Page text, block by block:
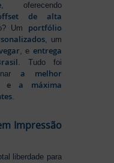
, oferecendo
de alta
Um portfólio
, um
, e entrega
. Tudo foi
a melhor
e a máxima
Impressão
liberdade para